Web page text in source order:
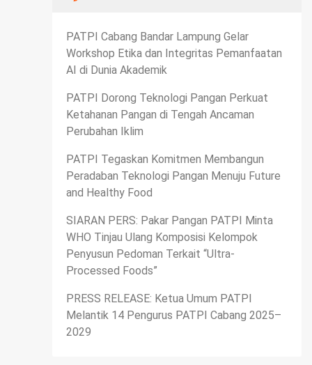
PATPI Cabang Bandar Lampung Gelar
Workshop Etika dan Integritas Pemanfaatan
AI di Dunia Akademik
PATPI Dorong Teknologi Pangan Perkuat
Ketahanan Pangan di Tengah Ancaman
Perubahan Iklim
PATPI Tegaskan Komitmen Membangun
Peradaban Teknologi Pangan Menuju Future
and Healthy Food
SIARAN PERS: Pakar Pangan PATPI Minta
WHO Tinjau Ulang Komposisi Kelompok
Penyusun Pedoman Terkait “Ultra-
Processed Foods”
PRESS RELEASE: Ketua Umum PATPI
Melantik 14 Pengurus PATPI Cabang 2025–
2029